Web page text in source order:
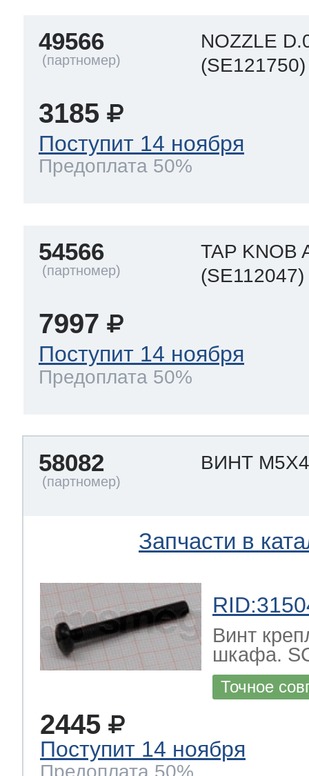
49566
NOZZLE
(SE121750)
3185
Поступит 14 ноября
Предоплата 50%
54566
TAP KNOB
(SE112047)
7997
Поступит 14 ноября
Предоплата 50%
58082 ВИНТ
Запчасти в
Винт
шкафа.
Точное
2445
Поступит 14 ноября
Предоплата 50%